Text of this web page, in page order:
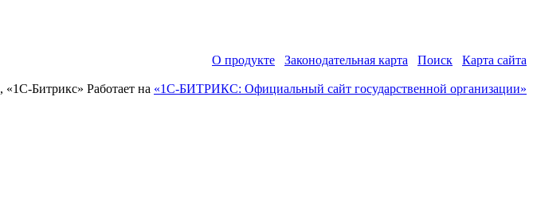
О продукте Законодательная карта Поиск Карта сайта
Битрикс» Работает на «1С-БИТРИКС: Официальный сайт государственной организации»